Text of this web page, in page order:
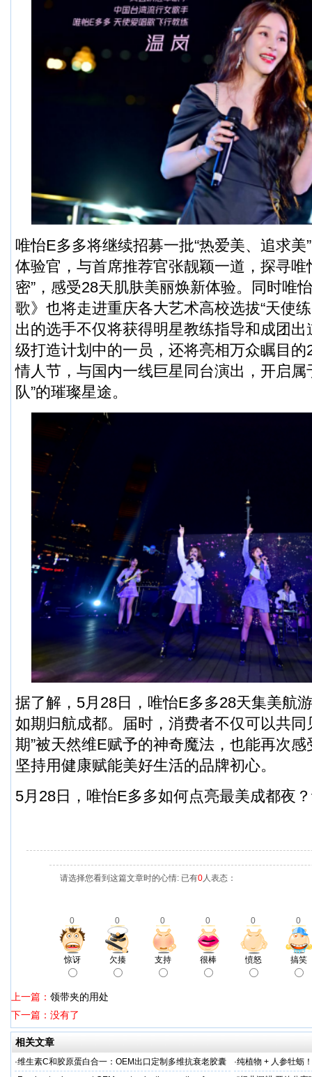
唯怡E多多将继续招募一批“热爱美、追求美
体验官，与首席推荐官张靓颖一道，探寻唯
密”，感受28天肌肤美丽焕新体验。同时唯
歌》也将走进重庆各大艺术高校选拔“天使
出的选手不仅将获得明星教练指导和成团
级打造计划中的一员，还将亮相万众瞩目的
情人节，与国内一线巨星同台演出，开启属
队”的璀璨星途。
据了解，5月28日，唯怡E多多28天集美航
如期归航成都。届时，消费者不仅可以共同
期”被天然维E赋予的神奇魔法，也能再次
坚持用健康赋能美好生活的品牌初心。
5月28日，唯怡E多多如何点亮最美成都夜
请选择您看到这篇文章时的心情: 已有0人表态：
0 0 0 0 0 0
惊讶 欠揍 支持 很棒 愤怒 搞笑
上一篇： 领带夹的用处
下一篇：没有了
相关文章
·维生素C和胶原蛋白合一：OEM出口定制多维抗衰老胶囊 ·纯植物 + 人参牡蛎